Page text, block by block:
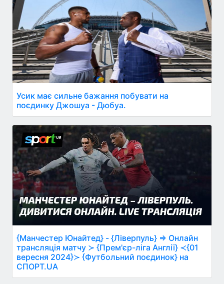
Усик має сильне бажання побувати на
поєдинку Джошуа - Дюбуа.
{Манчестер Юнайтед} - {Ліверпуль} ⇒ Онлайн
трансляція матчу ≻ {Прем'єр-ліга Англії} ≺{01
вересня 2024}≻ {Футбольний поєдинок} на
СПОРТ.UA